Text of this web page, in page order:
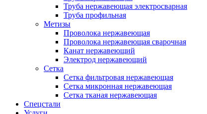
Труба нержавеющая электросварная
Труба профильная
Метизы
Проволока нержавеющая
Проволока нержавеющая сварочная
Канат нержавеющий
Электрод нержавеющий
Сетка
Сетка фильтровая нержавеющая
Сетка микронная нержавеющая
Сетка тканая нержавеющая
Спецстали